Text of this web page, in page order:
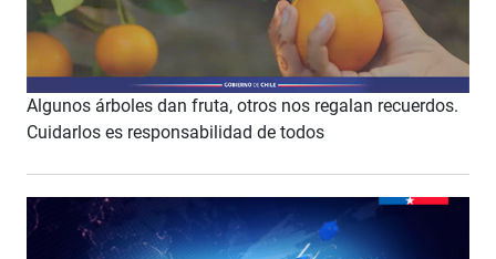
Algunos árboles dan fruta, otros nos regalan recuerdos.
Cuidarlos es responsabilidad de todos